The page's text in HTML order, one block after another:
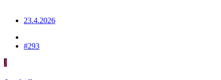
23.4.2026
#293
J